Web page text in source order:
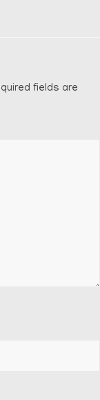
fields are